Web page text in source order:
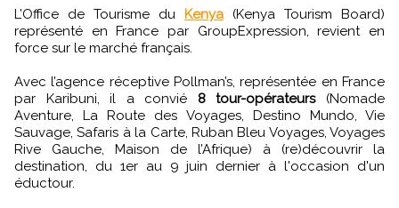
L’Office de Tourisme du Kenya (Kenya Tourism Board)
représenté en France par GroupExpression, revient en
force sur le marché français.
Avec l’agence réceptive Pollman’s, représentée en France
par Karibuni, il a convié 8 tour-opérateurs(Nomade
Aventure, La Route des Voyages, Destino Mundo, Vie
Sauvage, Safaris à la Carte, Ruban Bleu Voyages, Voyages
Rive Gauche, Maison de l’Afrique) à (re)découvrir la
destination, du 1er au 9 juin dernier à l'occasion d'un
éductour.